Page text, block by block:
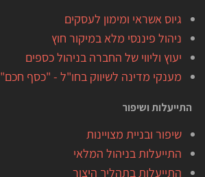
גיוס אשראי ומימון לעסקים
ניהול פיננסי מלא במיקור חוץ
יעוץ וליווי של החברה בניהול כספים
מענקי מדינה לשיווק בחו"ל - "כסף חכם"
התייעלות ושיפור
שיפור ובניית מצויינות
התייעלות בניהול המלאי
התייעלות בתהליך היצור